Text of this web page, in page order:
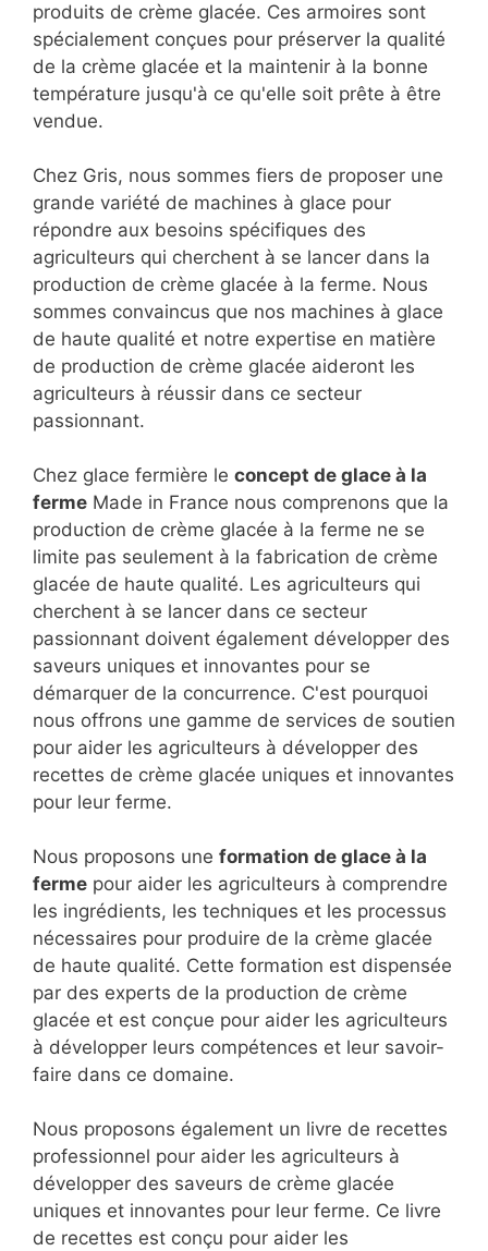
produits de crème glacée. Ces armoires sont
spécialement conçues pour préserver la qualité
de la crème glacée et la maintenir à la bonne
température jusqu'à ce qu'elle soit prête à être
vendue.
Chez Gris, nous sommes fiers de proposer une
grande variété de machines à glace pour
répondre aux besoins spécifiques des
agriculteurs qui cherchent à se lancer dans la
production de crème glacée à la ferme. Nous
sommes convaincus que nos machines à glace
de haute qualité et notre expertise en matière
de production de crème glacée aideront les
agriculteurs à réussir dans ce secteur
passionnant.
Chez glace fermière le concept de glace à la
ferme Made in France nous comprenons que la
production de crème glacée à la ferme ne se
limite pas seulement à la fabrication de crème
glacée de haute qualité. Les agriculteurs qui
cherchent à se lancer dans ce secteur
passionnant doivent également développer des
saveurs uniques et innovantes pour se
démarquer de la concurrence. C'est pourquoi
nous offrons une gamme de services de soutien
pour aider les agriculteurs à développer des
recettes de crème glacée uniques et innovantes
pour leur ferme.
Nous proposons une formation de glace à la
ferme pour aider les agriculteurs à comprendre
les ingrédients, les techniques et les processus
nécessaires pour produire de la crème glacée
de haute qualité. Cette formation est dispensée
par des experts de la production de crème
glacée et est conçue pour aider les agriculteurs
à développer leurs compétences et leur savoir-
faire dans ce domaine.
Nous proposons également un livre de recettes
professionnel pour aider les agriculteurs à
développer des saveurs de crème glacée
uniques et innovantes pour leur ferme. Ce livre
de recettes est conçu pour aider les